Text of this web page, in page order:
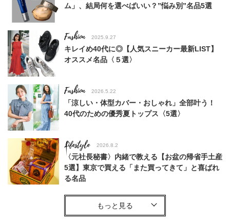
ム」、結局何を選べばいい？”悩み別”名品5選
Fashion 2025.9.27
キレイめ40代に◎【人気スニーカー最新LIST】
オススメ名品〈５選〉
Fashion 2026.5.22
「涼しい・体型カバー・おしゃれ」全部叶う！
40代のための優秀夏トップス〈5選〉
Lifestyle 2026.8.2
〈元社長秘書〉内緒で教える【お盆の帰省手土産
5選】東京で買える「また買ってきて」と喜ばれ
る名品
Lifestyle
「私の卵巣たち。よく頑張ったね。引退おめでと